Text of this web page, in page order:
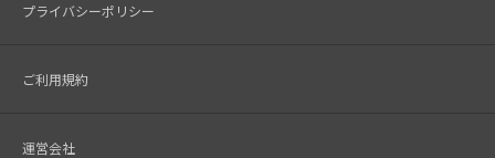
プライバシーポリシー
ご利用規約
運営会社